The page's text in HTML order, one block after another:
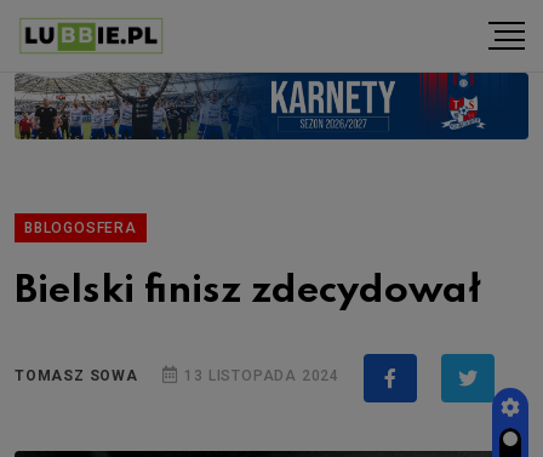
BBLOGOSFERA
Bielski finisz zdecydował
TOMASZ SOWA 13 LISTOPADA 2024